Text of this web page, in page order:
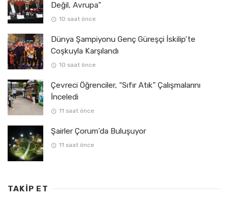
Değil, Avrupa”
10 saat önce
Dünya Şampiyonu Genç Güreşçi İskilip’te
Coşkuyla Karşılandı
10 saat önce
Çevreci Öğrenciler, “Sıfır Atık” Çalışmalarını
İnceledi
11 saat önce
Şairler Çorum’da Buluşuyor
11 saat önce
TAKIP ET